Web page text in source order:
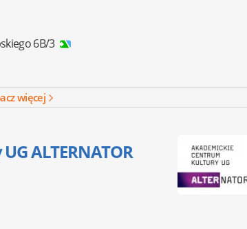
6B/3
więcej
ALTERNATOR